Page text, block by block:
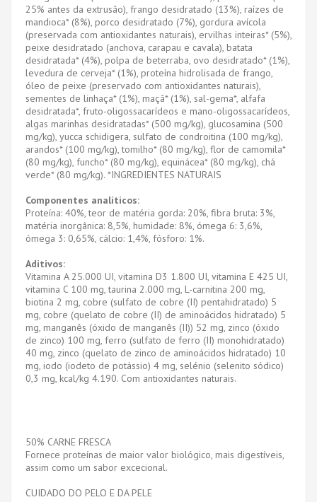
25% antes da extrusão), frango desidratado (13%), raízes de
mandioca* (8%), porco desidratado (7%), gordura avícola
(preservada com antioxidantes naturais), ervilhas inteiras* (5%),
peixe desidratado (anchova, carapau e cavala), batata
desidratada* (4%), polpa de beterraba, ovo desidratado* (1%),
levedura de cerveja* (1%), proteína hidrolisada de frango,
óleo de peixe (preservado com antioxidantes naturais),
sementes de linhaça* (1%), maçã* (1%), sal-gema*, alfafa
desidratada*, fruto-oligossacarídeos e mano-oligossacarídeos,
algas marinhas desidratadas* (500 mg/kg), glucosamina (500
mg/kg), yucca schidigera, sulfato de condroitina (100 mg/kg),
arandos* (100 mg/kg), tomilho* (80 mg/kg), flor de camomila*
(80 mg/kg), funcho* (80 mg/kg), equinácea* (80 mg/kg), chá
verde* (80 mg/kg). *INGREDIENTES NATURAIS
Componentes analíticos:
Proteína: 40%, teor de matéria gorda: 20%, fibra bruta: 3%,
matéria inorgânica: 8,5%, humidade: 8%, ómega 6: 3,6%,
ómega 3: 0,65%, cálcio: 1,4%, fósforo: 1%.
Aditivos:
Vitamina A 25.000 UI, vitamina D3 1.800 UI, vitamina E 425 UI,
vitamina C 100 mg, taurina 2.000 mg, L-carnitina 200 mg,
biotina 2 mg, cobre (sulfato de cobre (II) pentahidratado) 5
mg, cobre (quelato de cobre (II) de aminoácidos hidratado) 5
mg, manganês (óxido de manganês (II)) 52 mg, zinco (óxido
de zinco) 100 mg, ferro (sulfato de ferro (II) monohidratado)
40 mg, zinco (quelato de zinco de aminoácidos hidratado) 10
mg, iodo (iodeto de potássio) 4 mg, selénio (selenito sódico)
0,3 mg, kcal/kg 4.190. Com antioxidantes naturais.
50% CARNE FRESCA
Fornece proteínas de maior valor biológico, mais digestíveis,
assim como um sabor excecional.
CUIDADO DO PELO E DA PELE